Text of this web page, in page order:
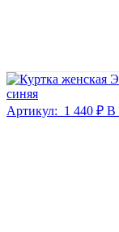
синяя
Артикул: 1 440 ₽ В